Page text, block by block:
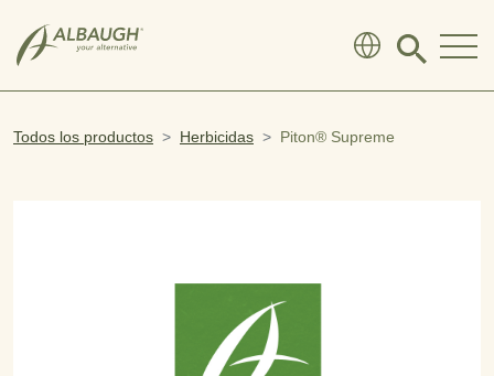
Click
search
Todos los productos Herbicidas Piton® Supreme